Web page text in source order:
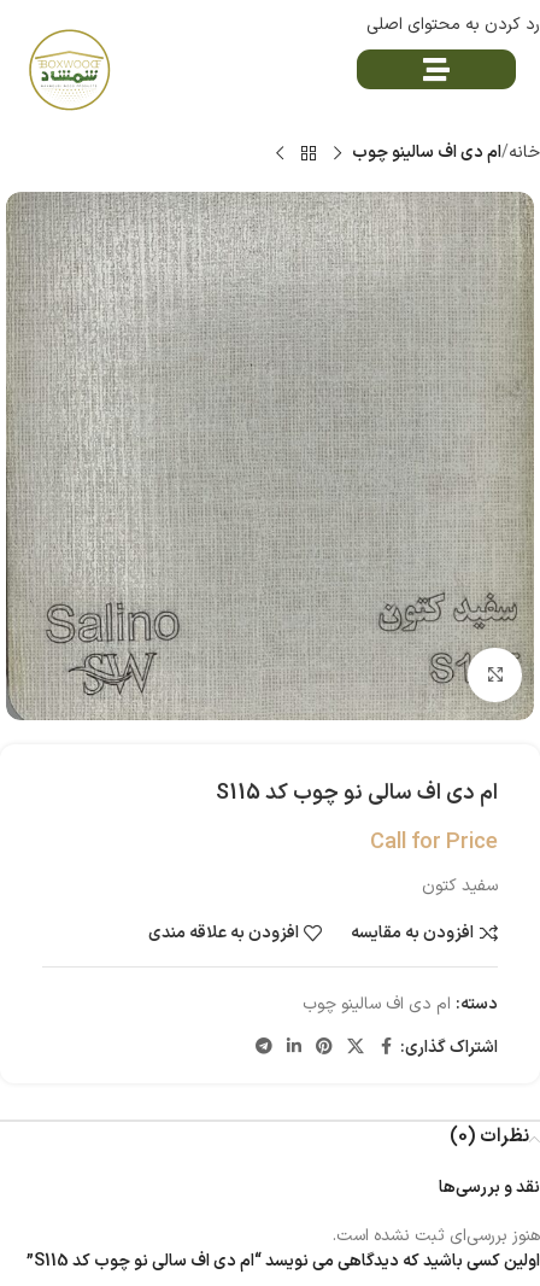
رد کردن به محتوای اصلی
خانه ام دی اف سالینو چوب
بزرگنمایی تصویر
ام دی اف سالی نو چوب کد S115
Call for Price
سفید کتون
افزودن به مقایسه
افزودن به علاقه مندی
دسته: ام دی اف سالینو چوب
اشتراک گذاری:
نظرات (0)
نقد و بررسی‌ها
هنوز بررسی‌ای ثبت نشده است.
اولین کسی باشید که دیدگاهی می نویسد “ام دی اف سالی نو چوب کد S115”